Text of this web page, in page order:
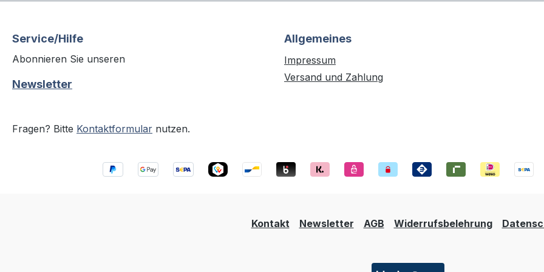
Service/Hilfe
Abonnieren Sie unseren
Newsletter
Fragen? Bitte Kontaktformular nutzen.
Allgemeines
Impressum
Versand und Zahlung
Kontakt Newsletter AGB Widerrufsbelehrung